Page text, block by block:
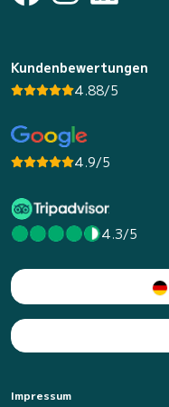
Kundenbewertungen
4.88/5
4.9/5
4.3/5
Impressum